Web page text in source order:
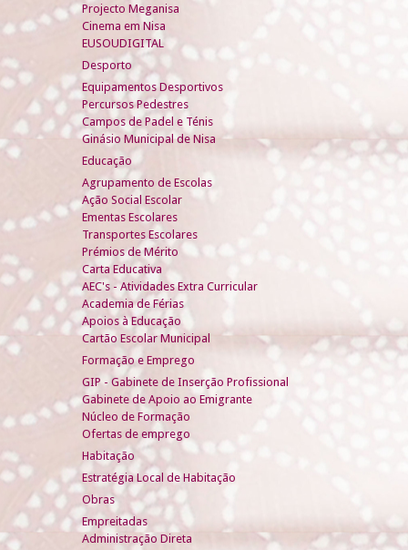
Projecto Meganisa
Cinema em Nisa
EUSOUDIGITAL
Desporto
Equipamentos Desportivos
Percursos Pedestres
Campos de Padel e Ténis
Ginásio Municipal de Nisa
Educação
Agrupamento de Escolas
Ação Social Escolar
Ementas Escolares
Transportes Escolares
Prémios de Mérito
Carta Educativa
AEC's - Atividades Extra Curricular
Academia de Férias
Apoios à Educação
Cartão Escolar Municipal
Formação e Emprego
GIP - Gabinete de Inserção Profissional
Gabinete de Apoio ao Emigrante
Núcleo de Formação
Ofertas de emprego
Habitação
Estratégia Local de Habitação
Obras
Empreitadas
Administração Direta